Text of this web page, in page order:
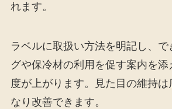
れます。
ラベルに取扱い方法を明記し、で
グや保冷材の利用を促す案内を添
度が上がります。見た目の維持
なり改善できます。